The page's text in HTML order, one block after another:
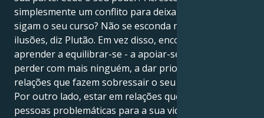
simplesmente um conflito para deixar que as coisas
sigam o seu curso? Não se esconda mais atrás de
ilusões, diz Plutão. Em vez disso, encoraja-o a
aprender a equilibrar-se - a apoiar-se, mas sem se
perder com mais ninguém, a dar prioridade às
relações que fazem sobressair o seu melhor.
Por outro lado, estar em relações que trazem
pessoas problemáticas para a sua vida pode, por